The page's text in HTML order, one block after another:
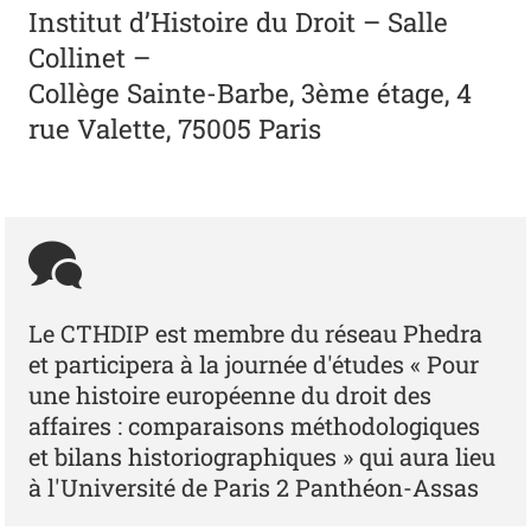
Institut d’Histoire du Droit – Salle
Collinet –
Collège Sainte-Barbe, 3ème étage, 4
rue Valette, 75005 Paris
Le CTHDIP est membre du réseau Phedra
et participera à la journée d'études « Pour
une histoire européenne du droit des
affaires : comparaisons méthodologiques
et bilans historiographiques » qui aura lieu
à l'Université de Paris 2 Panthéon-Assas